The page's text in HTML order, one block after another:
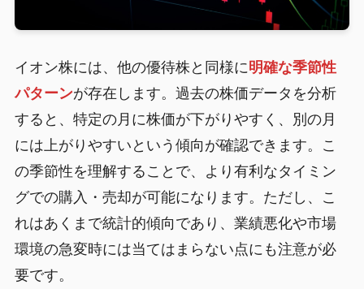
イオン株には、他の優待株と同様に明確な季節性
パターンが存在します。過去の株価データを分析
すると、特定の月に株価が下がりやすく、別の月
には上がりやすいという傾向が確認できます。こ
の季節性を理解することで、より有利なタイミン
グでの購入・売却が可能になります。ただし、こ
れはあくまで統計的傾向であり、業績悪化や市場
環境の急変時には当てはまらない点にも注意が必
要です。